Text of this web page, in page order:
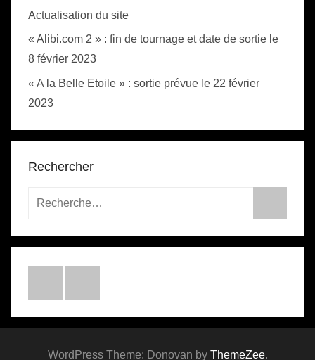
Actualisation du site
« Alibi.com 2 » : fin de tournage et date de sortie le
8 février 2023
« A la Belle Etoile » : sortie prévue le 22 février
2023
Rechercher
WordPress Theme: Donovan by ThemeZee.